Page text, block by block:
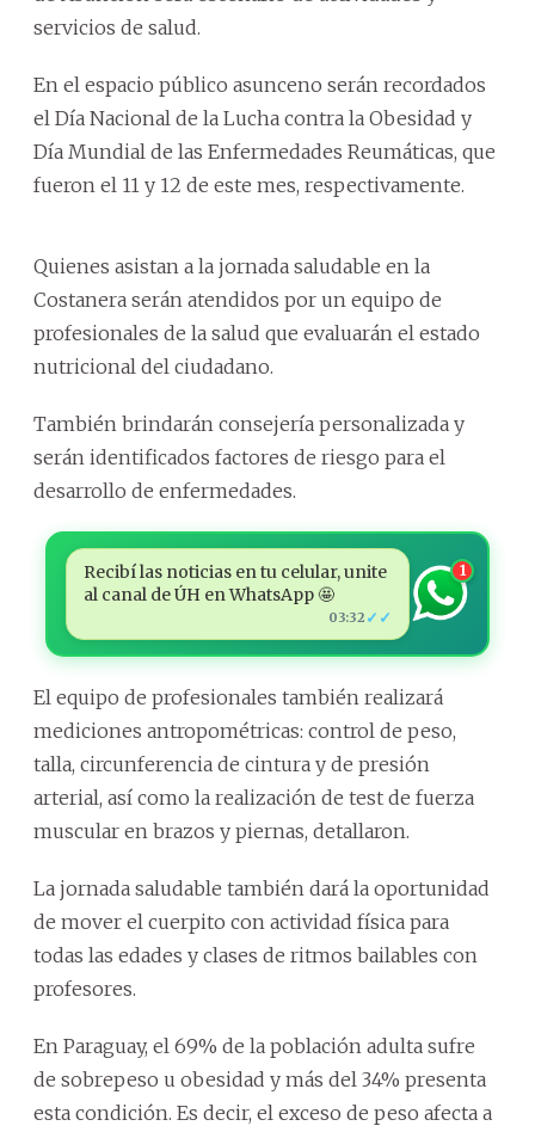
servicios de salud.
En el espacio público asunceno serán recordados
el Día Nacional de la Lucha contra la Obesidad y
Día Mundial de las Enfermedades Reumáticas, que
fueron el 11 y 12 de este mes, respectivamente.
Quienes asistan a la jornada saludable en la
Costanera serán atendidos por un equipo de
profesionales de la salud que evaluarán el estado
nutricional del ciudadano.
También brindarán consejería personalizada y
serán identificados factores de riesgo para el
desarrollo de enfermedades.
Recibí las noticias en tu celular, unite
al canal de ÚH en WhatsApp 🤩
03:32 ✓✓
1
El equipo de profesionales también realizará
mediciones antropométricas: control de peso,
talla, circunferencia de cintura y de presión
arterial, así como la realización de test de fuerza
muscular en brazos y piernas, detallaron.
La jornada saludable también dará la oportunidad
de mover el cuerpito con actividad física para
todas las edades y clases de ritmos bailables con
profesores.
En Paraguay, el 69% de la población adulta sufre
de sobrepeso u obesidad y más del 34% presenta
esta condición. Es decir, el exceso de peso afecta a